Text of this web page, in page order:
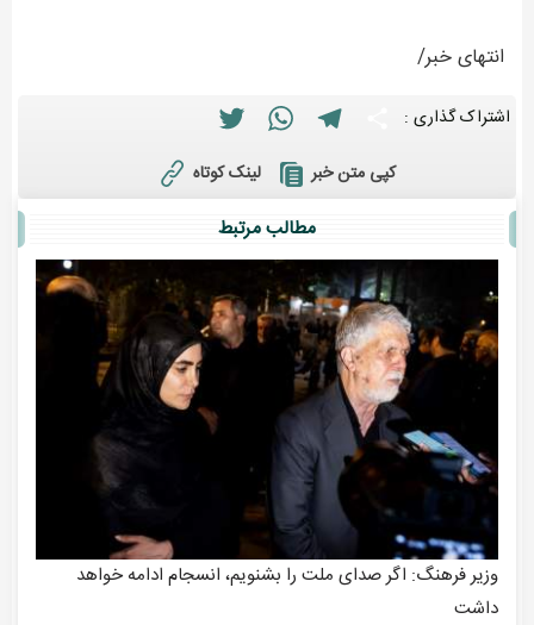
انتهای خبر/
اشتراک گذاری : Twitter
WhatsAppTelegram
کپی متن خبر لینک کوتاه
مطالب مرتبط
وزیر فرهنگ: اگر صدای ملت را بشنویم، انسجام ادامه خواهد
داشت